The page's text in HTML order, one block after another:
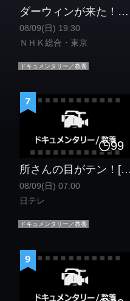
ダーウィンが来た！「消えた巨大ナマケモノ 真相を追え！」[解][字]
08/09(日) 19:30
ＮＨＫ総合・東京
ドキュメンタリー／教養
99
所さんの目がテン！[字]所さん×奥田民生さん手作りベーコン＆名曲さすらい熱唱！
08/09(日) 07:00
日テレ
ドキュメンタリー／教養